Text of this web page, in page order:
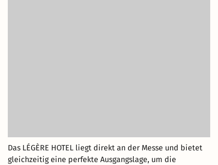
Das LÉGÈRE HOTEL liegt direkt an der Messe und bietet
gleichzeitig eine perfekte Ausgangslage, um die